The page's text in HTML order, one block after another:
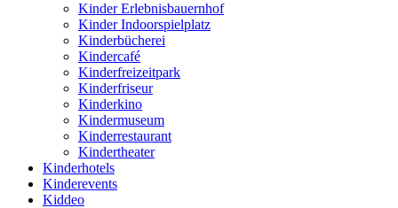
Kinder Erlebnisbauernhof
Kinder Indoorspielplatz
Kinderbücherei
Kindercafé
Kinderfreizeitpark
Kinderfriseur
Kinderkino
Kindermuseum
Kinderrestaurant
Kindertheater
Kinderhotels
Kinderevents
Kiddeo